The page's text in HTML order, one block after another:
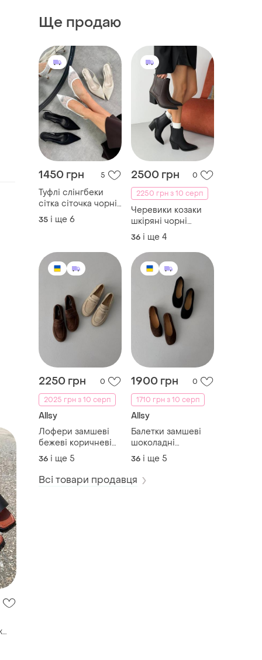
Ще продаю
1450 грн 5
Туфлі слінгбеки
сітка сіточка чорні
білі бежеві
наскрізні 27265
35 і ще 6
2500 грн
0
2250 грн з 10 серп
Черевики козаки
шкіряні чорні
коричневі
шоколадні 11189
11190
36 і ще 4
2250 грн
0
2025 грн з 10 серп
Allsy
Лофери замшеві
бежеві коричневі
шоколадні 11080
11081
36 і ще 5
1900 грн
0
1710 грн з 10 серп
Allsy
Балетки замшеві
шоколадні
коричневі чорні
11048 11049
36 і ще 5
Всі товари продавця